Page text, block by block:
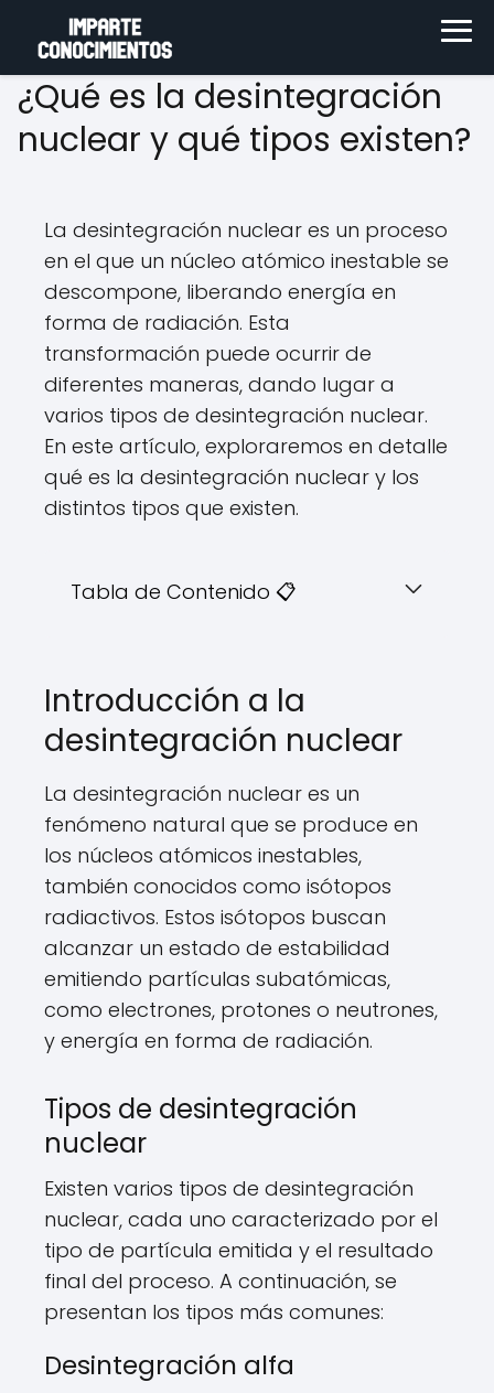
¿Qué es la desintegración
nuclear y qué tipos existen?
La desintegración nuclear es un proceso
en el que un núcleo atómico inestable se
descompone, liberando energía en
forma de radiación. Esta
transformación puede ocurrir de
diferentes maneras, dando lugar a
varios tipos de desintegración nuclear.
En este artículo, exploraremos en detalle
qué es la desintegración nuclear y los
distintos tipos que existen.
Tabla de Contenido 📋
Introducción a la
desintegración nuclear
La desintegración nuclear es un
fenómeno natural que se produce en
los núcleos atómicos inestables,
también conocidos como isótopos
radiactivos. Estos isótopos buscan
alcanzar un estado de estabilidad
emitiendo partículas subatómicas,
como electrones, protones o neutrones,
y energía en forma de radiación.
Tipos de desintegración
nuclear
Existen varios tipos de desintegración
nuclear, cada uno caracterizado por el
tipo de partícula emitida y el resultado
final del proceso. A continuación, se
presentan los tipos más comunes:
Desintegración alfa